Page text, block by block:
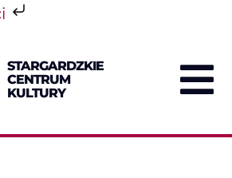
STARGARDZKIE
CENTRUM
KULTURY